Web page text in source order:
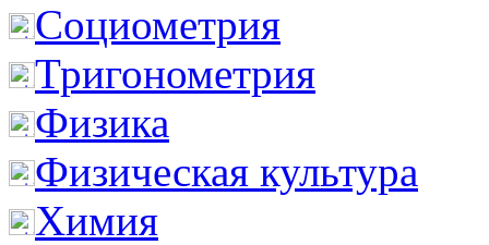
Социометрия
Тригонометрия
Физика
Физическая культура
Химия